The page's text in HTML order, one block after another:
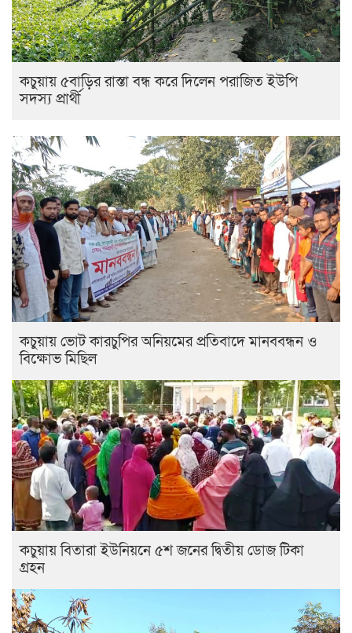
কচুয়ায় ৫বাড়ির রাস্তা বন্ধ করে দিলেন পরাজিত ইউপি
সদস্য প্রার্থী
কচুয়ায় ভোট কারচুপির অনিয়মের প্রতিবাদে মানববন্ধন ও
বিক্ষোভ মিছিল
কচুয়ায় বিতারা ইউনিয়নে ৫শ জনের দ্বিতীয় ডোজ টিকা
গ্রহন